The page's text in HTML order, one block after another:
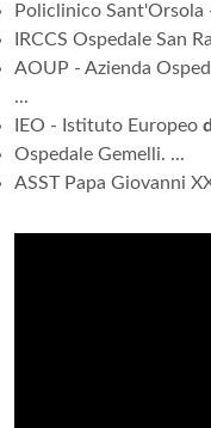
Policlinico Sant'Orsola
IRCCS Ospedale San
AOUP - Azienda
...
IEO - Istituto Europeo
Ospedale Gemelli. ...
ASST Papa Giovanni